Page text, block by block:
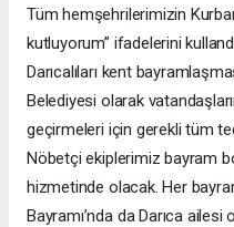
Tüm hemşehrilerimizin
kutluyorum” ifadelerini
Darıcalıları kent
Belediyesi olarak
geçirmeleri için gerekli tüm
Nöbetçi ekiplerimiz bayram
hizmetinde olacak. Her
Bayramı’nda da Darıca